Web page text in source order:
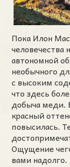
Пока Илон
автономной
необычного
с высоким
что здесь
добыча меди.
красный
повысилась.
Ощущение
вами надолго.